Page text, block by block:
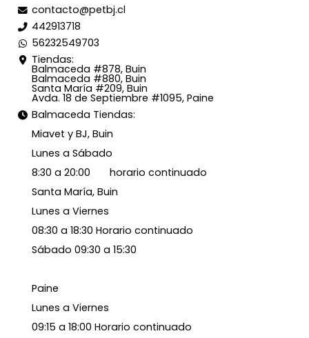
contacto@petbj.cl
442913718
56232549703
Tiendas:
Balmaceda #878, Buin
Balmaceda #880, Buin
Santa María #209, Buin
Avda. 18 de Septiembre #1095, Paine
Balmaceda Tiendas:
Miavet y BJ, Buin
Lunes a Sábado
8:30 a 20:00 horario continuado
Santa María, Buin
Lunes a Viernes
08:30 a 18:30 Horario continuado
Sábado 09:30 a 15:30
Paine
Lunes a Viernes
09:15 a 18:00 Horario continuado